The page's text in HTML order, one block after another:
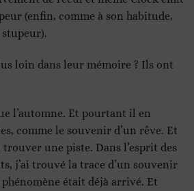
(enfin, comme à son habitude,
loin dans leur mémoire ? Ils ont
l’automne. Et pourtant il en
comme le souvenir d’un rêve. Et
trouver une piste. Dans l’esprit des
j’ai trouvé la trace d’un souvenir
était déjà arrivé. Et